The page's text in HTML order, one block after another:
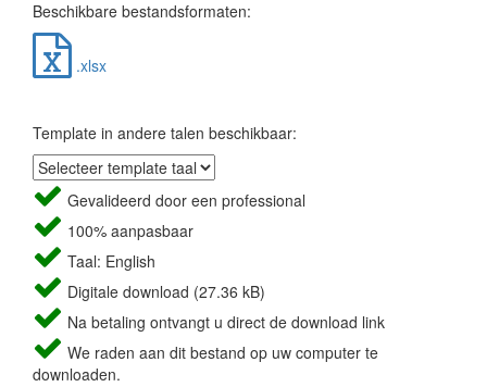
Beschikbare bestandsformaten:
.xlsx
Template in andere talen beschikbaar:
Gevalideerd door een professional
100% aanpasbaar
Taal: English
Digitale download (27.36 kB)
Na betaling ontvangt u direct de download link
We raden aan dit bestand op uw computer te
downloaden.